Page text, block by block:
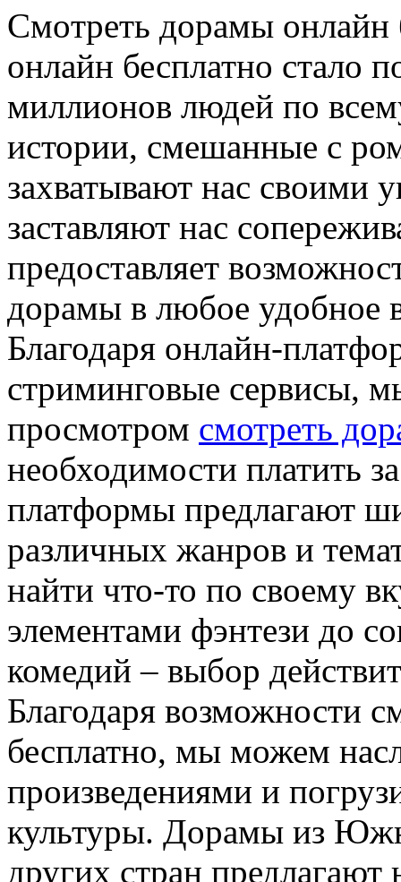
Смoтрeть дoрaмы
онлайн бесплатно стало
миллионов людей по
истории, смешанные с
захватывают нас своими
заставляют нас
предоставляет
дорамы в любое удобное
Благодаря онлайн-
стриминговые сервисы,
просмотром смотреть
необходимости платить
платформы предлагают
различных жанров и
найти что-то по своему
элементами фэнтези до
комедий – выбор
Благодаря возможности
бесплатно, мы можем
произведениями и
культуры. Дорамы из
других стран